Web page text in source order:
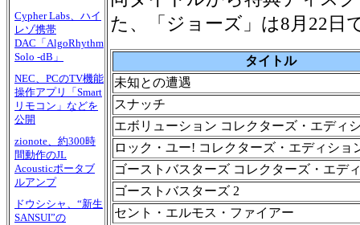
Cypher Labs、ハイ
レゾ携帯
DAC「AlgoRhythm
Solo -dB」
NEC、PCのTV機能
操作アプリ「Smart
リモコン」などを
公開
zionote、約300時
間動作のJL
Acousticポータブ
ルアンプ
ドウシシャ、“新生
SANSUI”の
た、「ジョーズ」は8月22日
タイトル
未知との遭遇
スナッチ
エボリューション コレクターズ・エディ
ロック・ユー! コレクターズ・エディショ
ゴーストバスターズ コレクターズ・エデ
ゴーストバスターズ 2
セント・エルモス・ファイアー